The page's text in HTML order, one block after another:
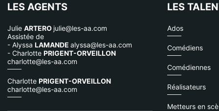
LES AGENTS
Julie ARTERO julie@les-aa.com
Assistée de
- Alyssa LAMANDE alyssa@les-aa.com
- Charlotte PRIGENT-ORVEILLON
charlotte@les-aa.com
Charlotte PRIGENT-ORVEILLON
charlotte@les-aa.com
LES
Ados
Comédiens
Comédiennes
Réalisateurs
Metteurs en